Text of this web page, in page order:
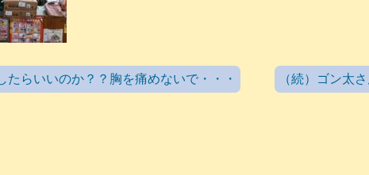
たらいいのか？？胸を痛めないで・・・ （続）ゴン太